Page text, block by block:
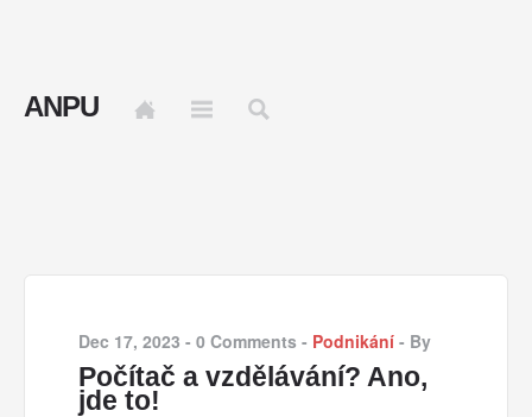
ANPU
Dec 17, 2023 - 0 Comments - Podnikání - By
Počítač a vzdělávání? Ano,
jde to!